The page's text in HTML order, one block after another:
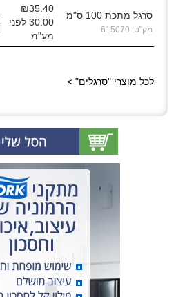
סרגל מתכת 100 ס"מ
מק"ט: 615070
₪35.40
30.00 לפני
מע"מ
לכל מוצרי "סרגלים" >